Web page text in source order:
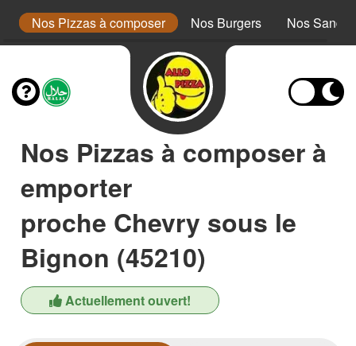
Nos Pizzas à composer Nos Burgers Nos
Nos Pizzas à composer à
emporter
proche Chevry sous le
Bignon (45210)
Actuellement ouvert!